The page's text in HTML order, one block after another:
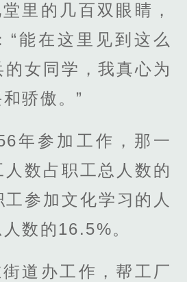
里的几百双眼睛，
“能在这里见到这么
女同学，我真心为
骄傲。”
年参加工作，那一
数占职工总人数的
参加文化学习的人
数的16.5%。
道办工作，帮工厂